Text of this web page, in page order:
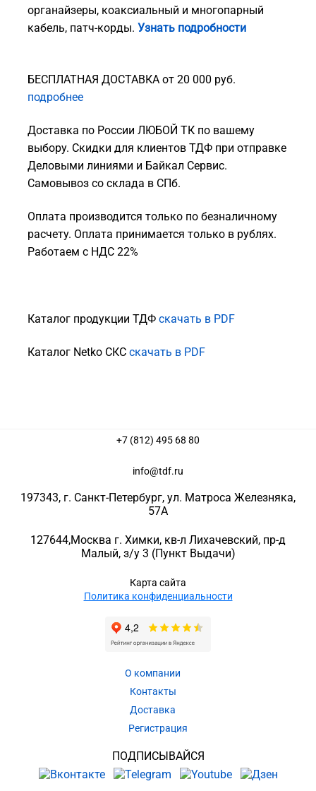
органайзеры, коаксиальный и многопарный
кабель, патч-корды. Узнать подробности
БЕСПЛАТНАЯ ДОСТАВКА от 20 000 руб.
подробнее
Доставка по России ЛЮБОЙ ТК по вашему
выбору. Скидки для клиентов ТДФ при отправке
Деловыми линиями и Байкал Сервис.
Самовывоз со склада в СПб.
Оплата производится только по безналичному
расчету. Оплата принимается только в рублях.
Работаем с НДС 22%
Каталог продукции ТДФ скачать в PDF
Каталог Netko СКС скачать в PDF
+7 (812) 495 68 80
info@tdf.ru
197343, г. Санкт-Петербург, ул. Матроса Железняка,
57A
127644,Москва г. Химки, кв-л Лихачевский, пр-д
Малый, з/у 3 (Пункт Выдачи)
Карта сайта
Политика конфиденциальности
О компании
Контакты
Доставка
Регистрация
ПОДПИСЫВАЙСЯ